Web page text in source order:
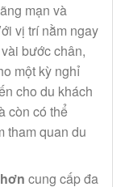
mạn và
vị trí nằm ngay
bước chân,
một kỳ nghỉ
cho du khách
còn có thể
tham quan du
cung cấp đa